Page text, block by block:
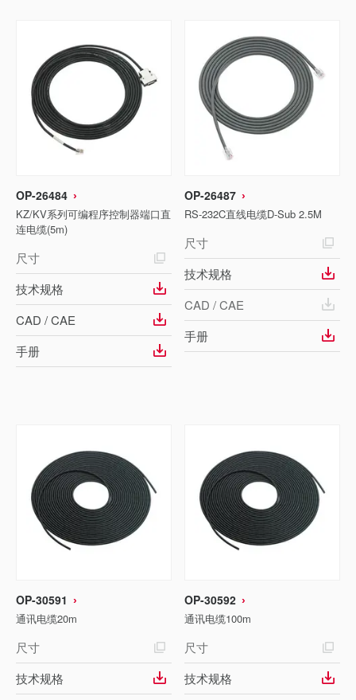
OP-26484
KZ/KV系列可编程序控制器端口直
连电缆(5m)
尺寸
技术规格
CAD / CAE
手册
OP-26487
RS-232C直线电缆D-Sub 2.5M
尺寸
技术规格
CAD / CAE
手册
OP-30591
通讯电缆20m
尺寸
技术规格
OP-30592
通讯电缆100m
尺寸
技术规格